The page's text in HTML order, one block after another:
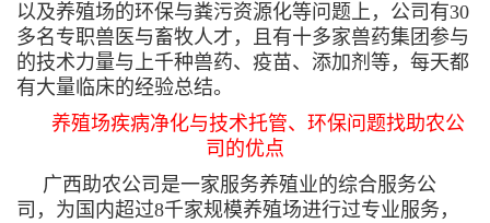
以及养殖场的环保与粪污资源化等问题上，公司有30
多名专职兽医与畜牧人才，且有十多家兽药集团参与
的技术力量与上千种兽药、疫苗、添加剂等，每天都
有大量临床的经验总结。
养殖场疾病净化与技术托管、环保问题找助农公
司的优点
广西助农公司是一家服务养殖业的综合服务公
司，为国内超过8千家规模养殖场进行过专业服务，